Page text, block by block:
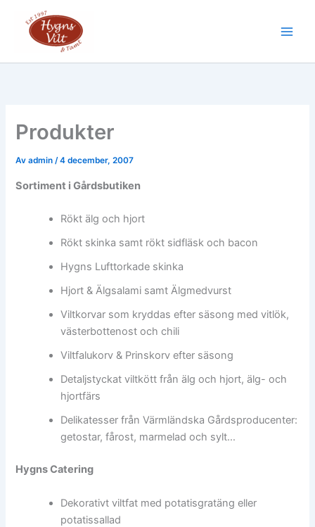
innehåll
Produkter
Av admin/4 december, 2007
Sortiment i Gårdsbutiken
Rökt älg och hjort
Rökt skinka samt rökt sidfläsk och bacon
Hygns Lufttorkade skinka
Hjort & Älgsalami samt Älgmedvurst
Viltkorvar som kryddas efter säsong med vitlök,
västerbottenost och chili
Viltfalukorv & Prinskorv efter säsong
Detaljstyckat viltkött från älg och hjort, älg- och
hjortfärs
Delikatesser från Värmländska Gårdsproducenter:
getostar, fårost, marmelad och sylt…
Hygns Catering
Dekorativt viltfat med potatisgratäng eller
potatissallad